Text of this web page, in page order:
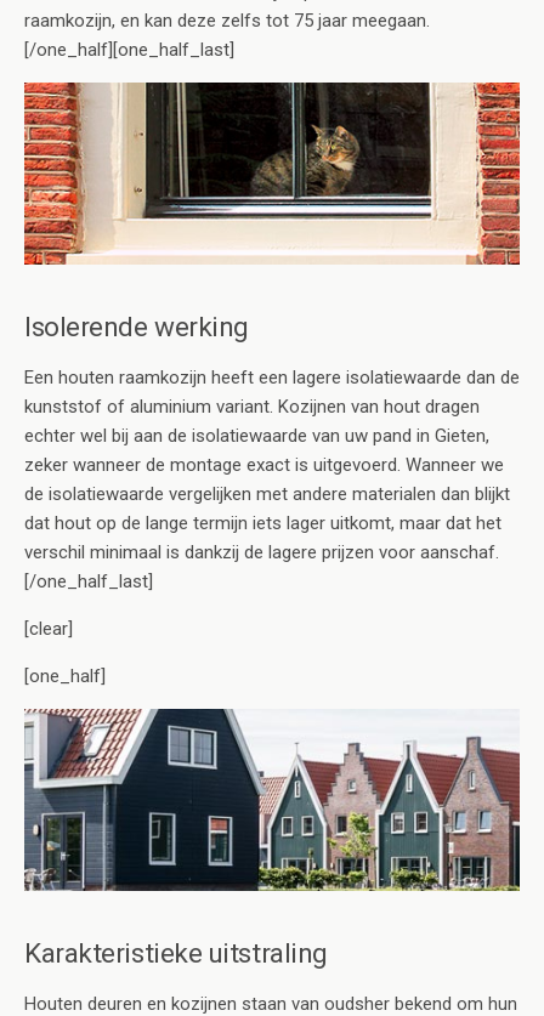
raamkozijn, en kan deze zelfs tot 75 jaar meegaan.
[/one_half][one_half_last]
Isolerende werking
Een houten raamkozijn heeft een lagere isolatiewaarde dan de
kunststof of aluminium variant. Kozijnen van hout dragen
echter wel bij aan de isolatiewaarde van uw pand in Gieten,
zeker wanneer de montage exact is uitgevoerd. Wanneer we
de isolatiewaarde vergelijken met andere materialen dan blijkt
dat hout op de lange termijn iets lager uitkomt, maar dat het
verschil minimaal is dankzij de lagere prijzen voor aanschaf.
[/one_half_last]
[clear]
[one_half]
Karakteristieke uitstraling
Houten deuren en kozijnen staan van oudsher bekend om hun